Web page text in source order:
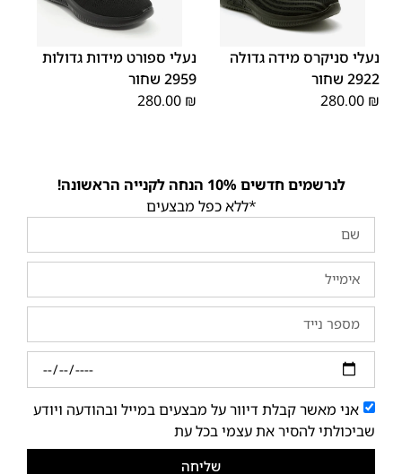
נעלי סניקרס מידה גדולה
2922 שחור
280.00 ₪
נעלי ספורט מידות גדולות
2959 שחור
280.00 ₪
לנרשמים חדשים 10% הנחה לקנייה הראשונה!
*ללא כפל מבצעים
אני מאשר קבלת דיוור על מבצעים במייל ובהודעה ויודע
שביכולתי להסיר את עצמי בכל עת
שליחה